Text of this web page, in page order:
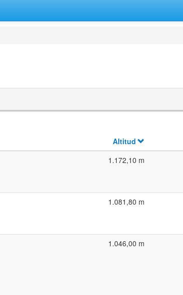
Altitud
1.172,10 m
1.081,80 m
1.046,00 m